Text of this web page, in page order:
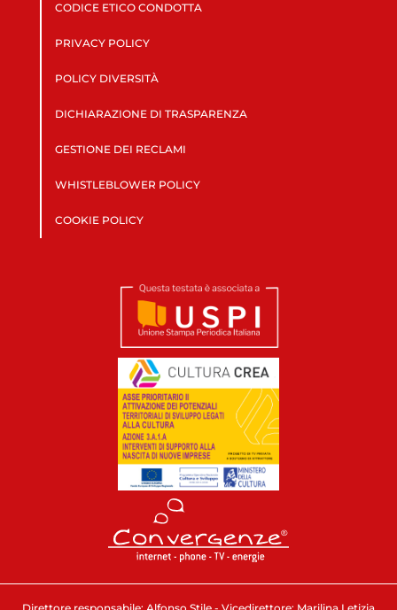
CODICE ETICO CONDOTTA
PRIVACY POLICY
POLICY DIVERSITÀ
DICHIARAZIONE DI TRASPARENZA
GESTIONE DEI RECLAMI
WHISTLEBLOWER POLICY
COOKIE POLICY